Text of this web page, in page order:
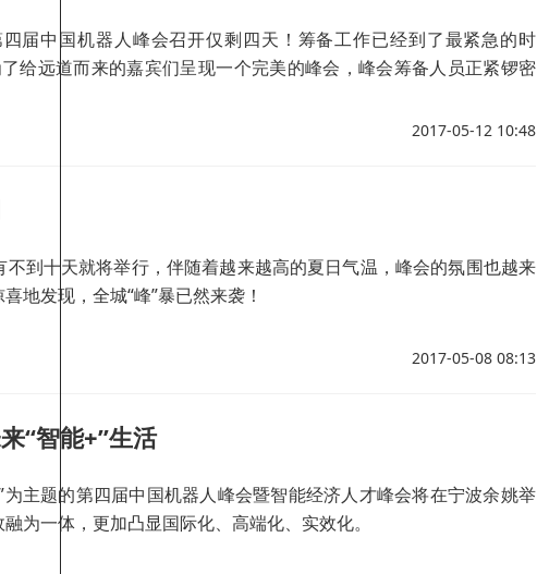
届中国机器人峰会召开仅剩四天！筹备工作已经到了最紧急的时
给远道而来的嘉宾们呈现一个完美的峰会，峰会筹备人员正紧锣密
2017-05-12 10:48
到十天就将举行，伴随着越来越高的夏日气温，峰会的氛围也越来
地发现，全城“峰”暴已然来袭！
2017-05-08 08:13
“智能+”生活
主题的第四届中国机器人峰会暨智能经济人才峰会将在宁波余姚举
为一体，更加凸显国际化、高端化、实效化。